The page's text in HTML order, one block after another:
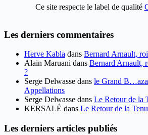
Ce site respecte le label de qualité
Les derniers commentaires
Herve Kabla dans Bernard Arnault,
Alain Maruani dans Bernard Arnault,
?
Serge Delwasse dans le Grand
Appellations
Serge Delwasse dans Le Retour de la
KERSALÉ dans Le Retour de la
Les derniers articles publiés